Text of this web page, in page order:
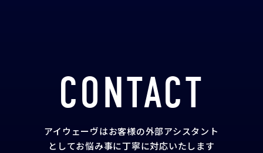
CONTACT
アイウェーヴはお客様の外部アシスタント
としてお悩み事に丁寧に対応いたします